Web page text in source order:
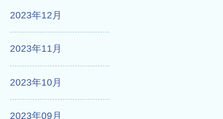
2023年12月
2023年11月
2023年10月
2023年09月